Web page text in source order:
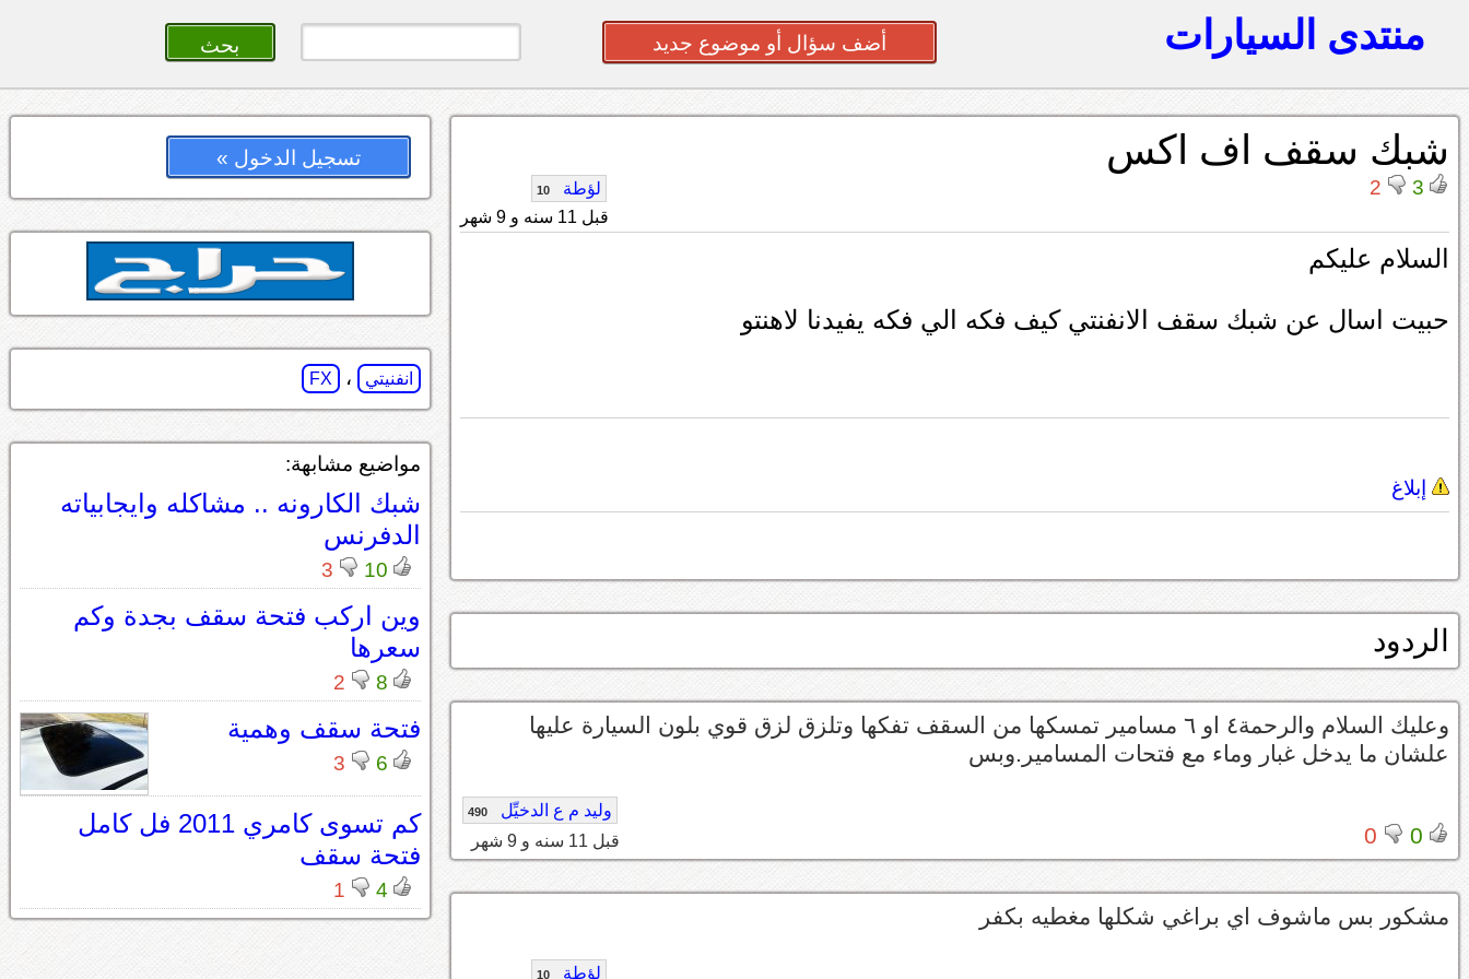
منتدى السيارات أضف سؤال أو موضوع جديد
شبك سقف اف اكس
3
2 لؤطة 10
قبل 11 سنه و 9 شهر
السلام عليكم
حبيت اسال عن شبك سقف الانفنتي كيف فكه الي فكه يفيدنا لاهنتو
إبلاغ
الردود
وعليك السلام والرحمة٤ او ٦ مسامير تمسكها من السقف تفكها وتلزق لزق قوي بلون السيارة عليها
علشان ما يدخل غبار وماء مع فتحات المسامير.وبس
0
0
وليد م ع الدخيِّل 490
قبل 11 سنه و 9 شهر
مشكور بس ماشوف اي براغي شكلها مغطيه بكفر
لؤطة 10
تسجيل الدخول »
انفنيتي ، FX
مواضيع مشابهة:
شبك الكارونه .. مشاكله وايجابياته
الدفرنس
10
3
وين اركب فتحة سقف بجدة وكم
سعرها
8
2
فتحة سقف وهمية
6
3
كم تسوى كامري 2011 فل كامل
فتحة سقف
4
1